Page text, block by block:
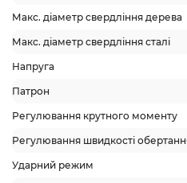
Макс. діаметр свердління дерева
Макс. діаметр свердління сталі
Напруга
Патрон
Регулювання крутного моменту
Регулювання швидкості
Ударний режим